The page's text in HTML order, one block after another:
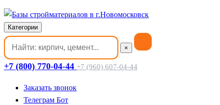
Категории
×
+7 (800) 770-04-44 +7 (960) 607-04-44
Заказать звонок
Телеграм Бот